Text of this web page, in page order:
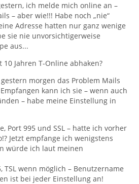
ich melde mich online an –
– aber wie!!! Habe noch „nie“
Adresse hatten nur ganz wenige
sie nie unvorsichtigerweise
aus...
Jahren T-Online abhaken?
morgen das Problem Mails
kann ich sie – wenn auch
– habe meine Einstellung in
Port 995 und SSL – hatte ich vorher
Jetzt empfange ich wenigstens
würde ich laut meinen
TSL wenn möglich – Benutzername
ist bei jeder Einstellung an!